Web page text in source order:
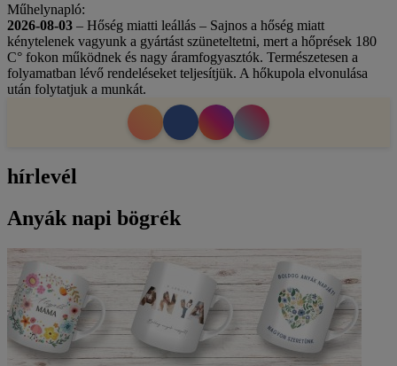
Műhelynapló:
2026-08-03 – Hőség miatti leállás – Sajnos a hőség miatt
kénytelenek vagyunk a gyártást szüneteltetni, mert a hőprések 180
C° fokon működnek és nagy áramfogyasztók. Természetesen a
folyamatban lévő rendeléseket teljesítjük. A hőkupola elvonulása
után folytatjuk a munkát.
hírlevél
Anyák napi bögrék